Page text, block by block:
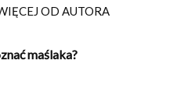
OD AUTORA
maślaka?